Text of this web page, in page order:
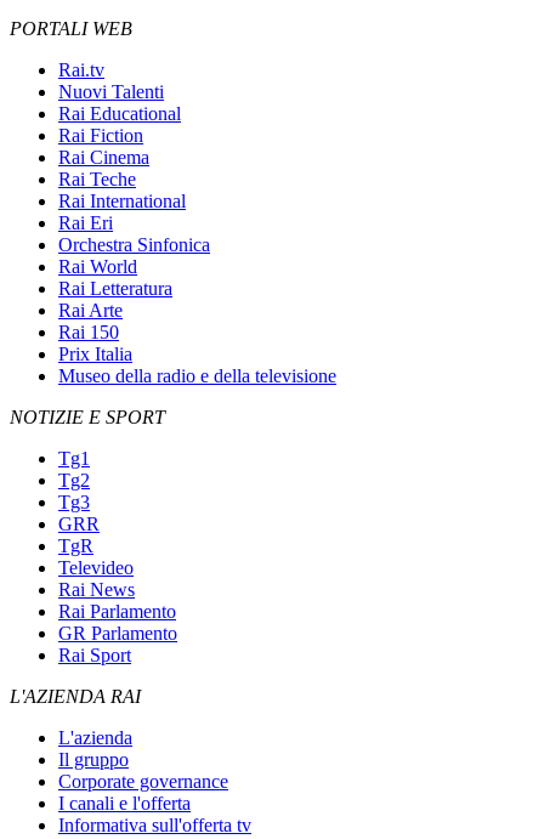
PORTALI WEB
Rai.tv
Nuovi Talenti
Rai Educational
Rai Fiction
Rai Cinema
Rai Teche
Rai International
Rai Eri
Orchestra Sinfonica
Rai World
Rai Letteratura
Rai Arte
Rai 150
Prix Italia
Museo della radio e della televisione
NOTIZIE E SPORT
Tg1
Tg2
Tg3
GRR
TgR
Televideo
Rai News
Rai Parlamento
GR Parlamento
Rai Sport
L'AZIENDA RAI
L'azienda
Il gruppo
Corporate governance
I canali e l'offerta
Informativa sull'offerta tv